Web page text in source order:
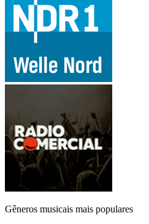
Gêneros musicais mais populares